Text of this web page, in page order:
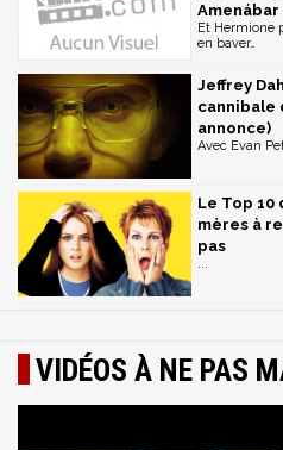
Amenábar
Et Hermione
en baver…
Jeffrey
cannibale
annonce)
Avec Evan
Le Top 10
mères à
pas
...
VIDÉOS À NE PAS